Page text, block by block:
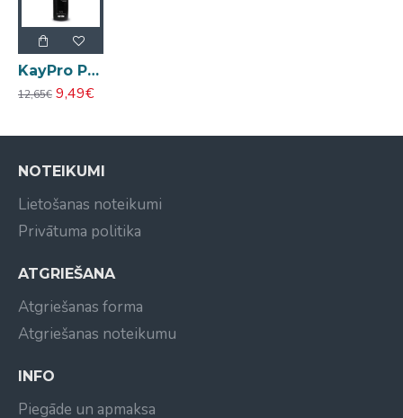
KayPro Precious Style Super Strong Mousse īpaši stipras fiksācijas matu putas 250ml
12,65€ 9,49€
NOTEIKUMI
Lietošanas noteikumi
Privātuma politika
ATGRIEŠANA
Atgriešanas forma
Atgriešanas noteikumu
INFO
Piegāde un apmaksa